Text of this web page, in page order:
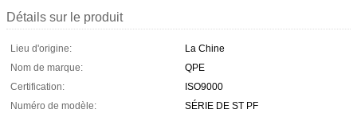
Détails sur le produit
Lieu d'origine:
La Chine
Nom de marque:
QPE
Certification:
ISO9000
Numéro de modèle:
SÉRIE DE ST PF